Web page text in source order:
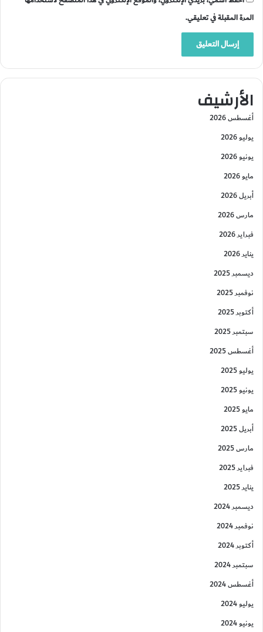
المرة المقبلة في تعليقي.
الأرشيف
أغسطس 2026
يوليو 2026
يونيو 2026
مايو 2026
أبريل 2026
مارس 2026
فبراير 2026
يناير 2026
ديسمبر 2025
نوفمبر 2025
أكتوبر 2025
سبتمبر 2025
أغسطس 2025
يوليو 2025
يونيو 2025
مايو 2025
أبريل 2025
مارس 2025
فبراير 2025
يناير 2025
ديسمبر 2024
نوفمبر 2024
أكتوبر 2024
سبتمبر 2024
أغسطس 2024
يوليو 2024
يونيو 2024